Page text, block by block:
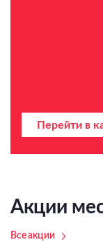
Перейти в
Акции
Все акции